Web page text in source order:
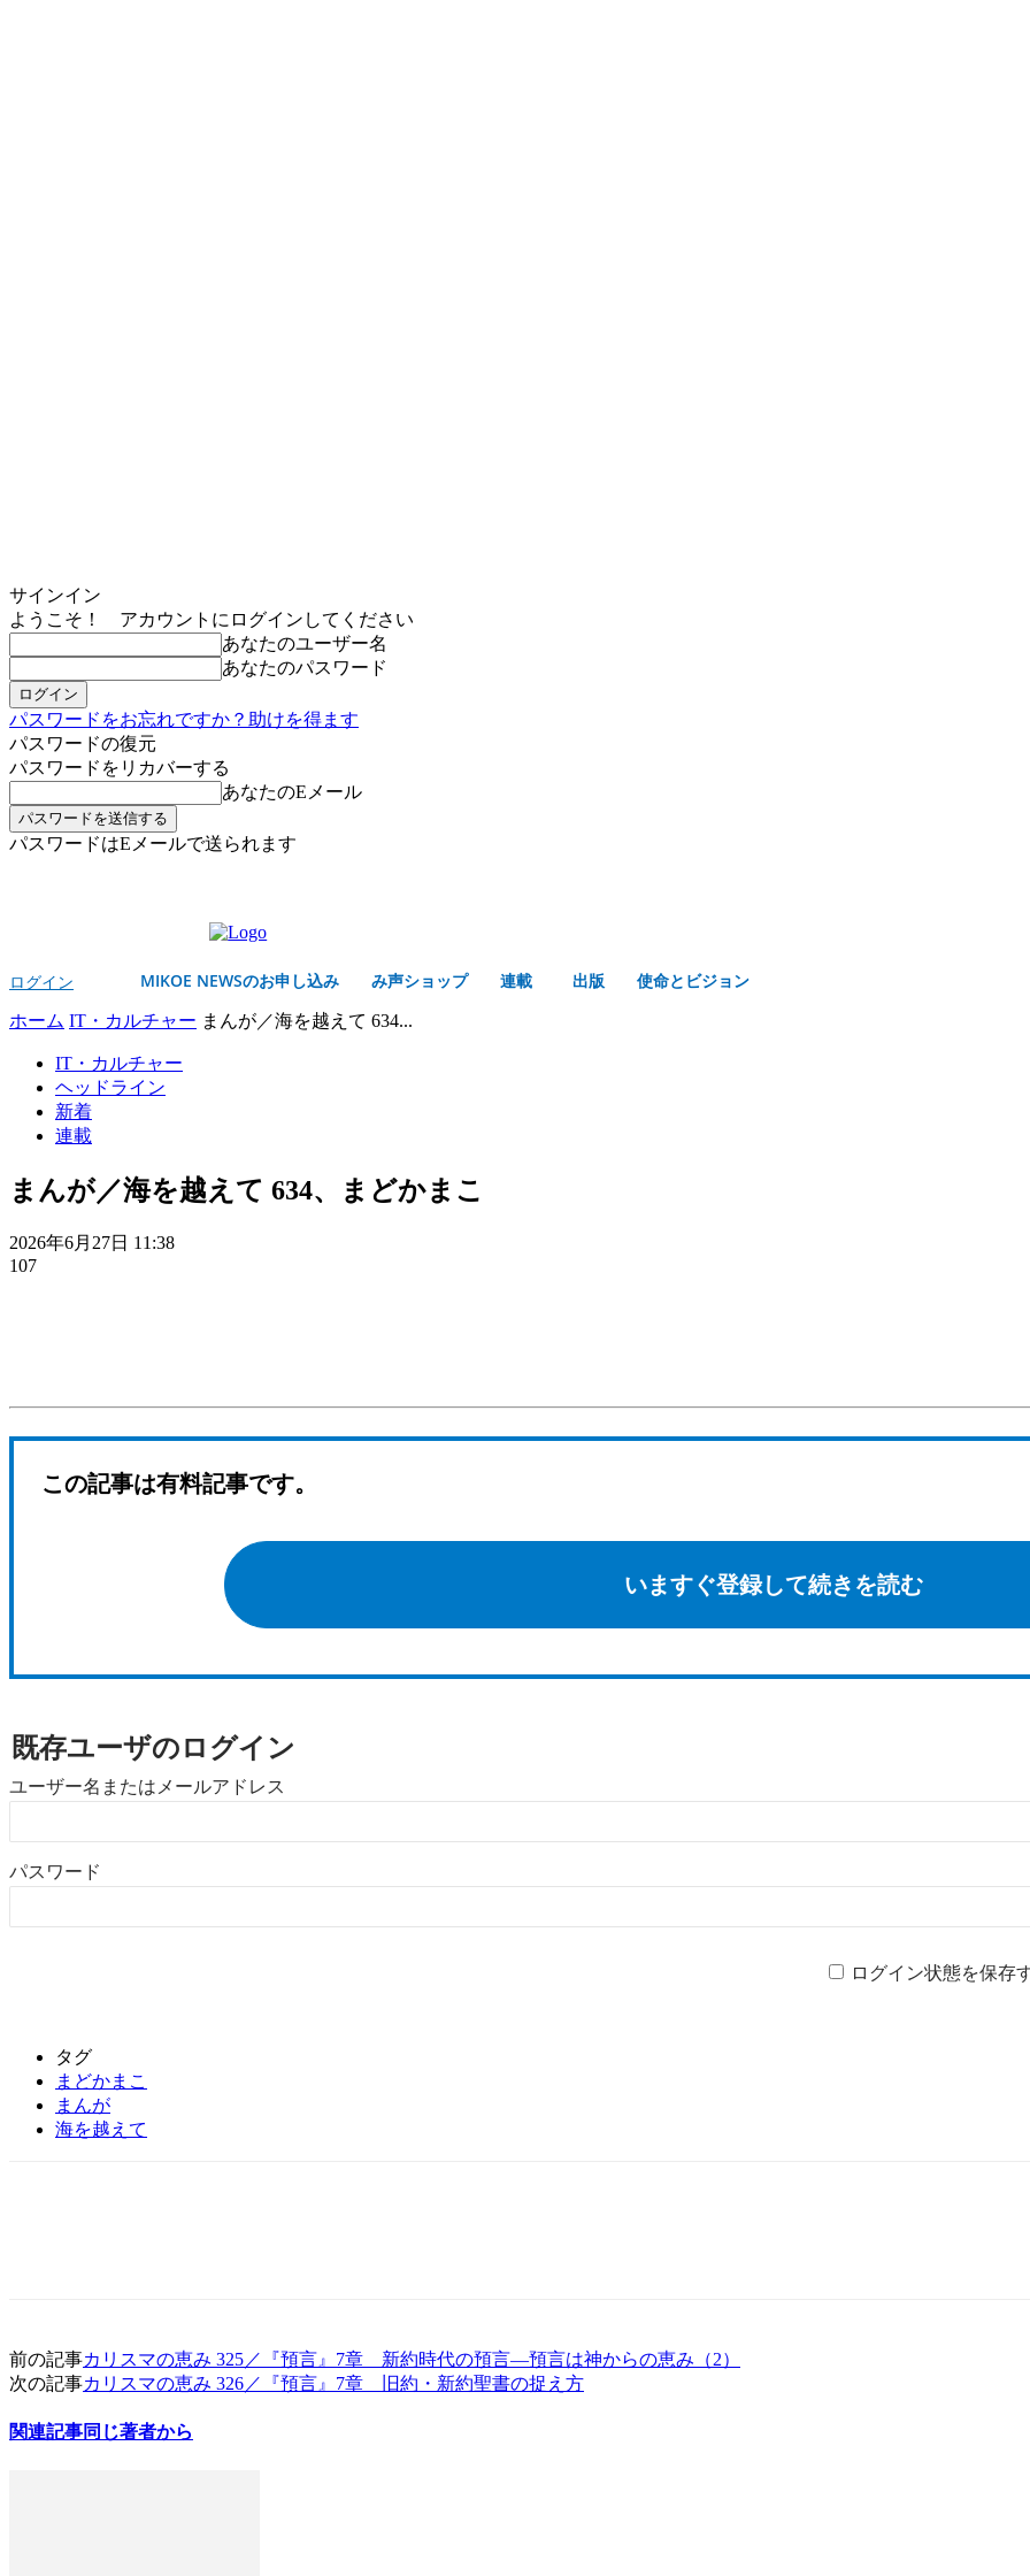
サインイン
ようこそ！ アカウントにログインしてください
あなたのユーザー名
あなたのパスワード
パスワードをお忘れですか？助けを得ます
パスワードの復元
パスワードをリカバーする
あなたのEメール
パスワードはEメールで送られます
ログイン MIKOE NEWSのお申し込み み声ショップ 連載 出版 使命とビジョン
ホーム IT・カルチャー まんが／海を越えて 634...
IT・カルチャー
ヘッドライン
新着
連載
まんが／海を越えて 634、まどかまこ
2026年6月27日 11:38
107
この記事は有料記事です。
いますぐ登録して続きを読む
既存ユーザのログイン
ユーザー名またはメールアドレス
パスワード
ログイン状態を保存
タグ
まどかまこ
まんが
海を越えて
前の記事カリスマの恵み 325／『預言』7章 新約時代の預言—預言は神からの恵み（2）
次の記事カリスマの恵み 326／『預言』7章 旧約・新約聖書の捉え方
関連記事同じ著者から